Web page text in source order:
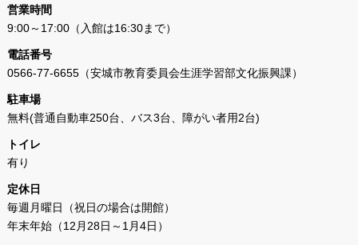
営業時間
9:00～17:00（入館は16:30まで）
電話番号
0566-77-6655（安城市教育委員会生涯学習部文化振興課）
駐車場
無料(普通自動車250台、バス3台、障がい者用2台)
トイレ
有り
定休日
毎週月曜日（祝日の場合は開館）
年末年始（12月28日～1月4日）